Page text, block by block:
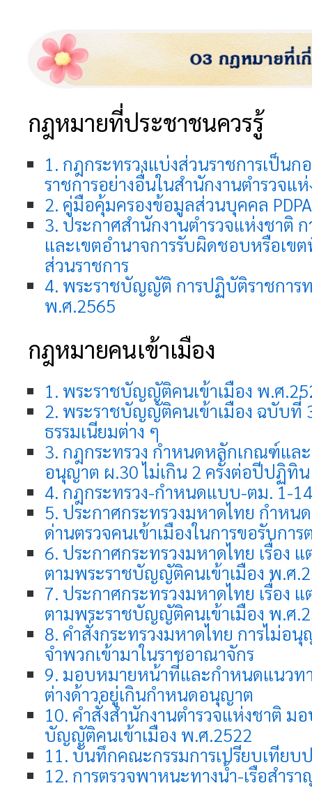
กฎหมายที่ประชาชนควรรู้
1. กฎกระทรวงแบ่งส่วนราชการเป็น
ราชการอย่างอื่นในสำนักงานตำรวจแ
2. คู่มือคุ้มครองข้อมูลส่วนบุคคล
3. ประกาศสำนักงานตำรวจแห่งชาติ
และเขตอำนาจการรับผิดชอบหรือเข
ส่วนราชการ
4. พระราชบัญญัติ การปฏิบัติราชการ
พ.ศ.2565
กฎหมายคนเข้าเมือง
1. พระราชบัญญัติคนเข้าเมือง พ.ศ
2. พระราชบัญญัติคนเข้าเมือง ฉบับที่
ธรรมเนียมต่าง ๆ
3. กฎกระทรวง กำหนดหลักเกณฑ์และ
อนุญาต ผ.30 ไม่เกิน 2 ครั้งต่อปีปฏิทิน
4. กฎกระทรวง-กำหนดแบบ-ตม. 1-14
5. ประกาศกระทรวงมหาดไทย กำห
ด่านตรวจคนเข้าเมืองในการขอรับกา
6. ประกาศกระทรวงมหาดไทย เรื่อง
ตามพระราชบัญญัติคนเข้าเมือง พ.ศ
7. ประกาศกระทรวงมหาดไทย เรื่อง
ตามพระราชบัญญัติคนเข้าเมือง พ.ศ
8. คำสั่งกระทรวงมหาดไทย การไม่อ
จำพวกเข้ามาในราชอาณาจักร
9. มอบหมายหน้าที่และกำหนดแนว
ต่างด้าวอยู่เกินกำหนดอนุญาต
10. คำสั่งสำนักงานตำรวจแห่งชาติ ม
บัญญัติคนเข้าเมือง พ.ศ.2522
11. บันทึกคณะกรรมการเปรียบเทียบ
12. การตรวจพาหนะทางน้ำ-เรือสำรา